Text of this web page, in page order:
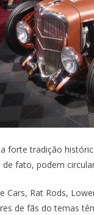
forte tradição
fato, podem
Cars, Rat Rods,
de fãs do temas